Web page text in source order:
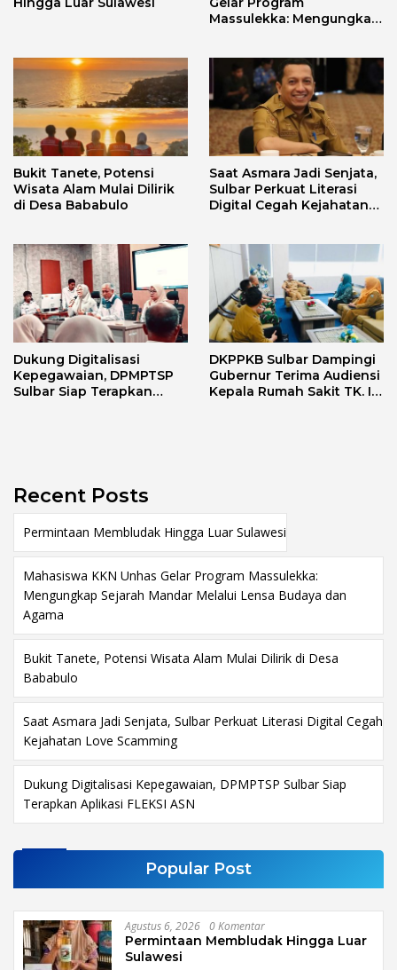
Massulekka: Mengungkap
Bukit Tanete, Potensi
Wisata Alam Mulai Dilirik
di Desa Bababulo
Saat Asmara Jadi Senjata,
Sulbar Perkuat Literasi
Digital Cegah Kejahatan
Dukung Digitalisasi
Kepegawaian, DPMPTSP
Sulbar Siap Terapkan
DKPPKB Sulbar Dampingi
Gubernur Terima Audiensi
Kepala Rumah Sakit TK. III
Recent Posts
Permintaan Membludak Hingga Luar Sulawesi
Mahasiswa KKN Unhas Gelar Program Massulekka:
Mengungkap Sejarah Mandar Melalui Lensa Budaya dan
Agama
Bukit Tanete, Potensi Wisata Alam Mulai Dilirik di Desa
Bababulo
Saat Asmara Jadi Senjata, Sulbar Perkuat Literasi Digital Cegah
Kejahatan Love Scamming
Dukung Digitalisasi Kepegawaian, DPMPTSP Sulbar Siap
Terapkan Aplikasi FLEKSI ASN
Popular Post
Agustus 6, 2026 0 Komentar
Permintaan Membludak Hingga Luar
Sulawesi